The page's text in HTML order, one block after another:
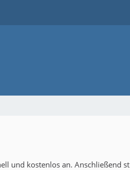
und kostenlos an. Anschließend